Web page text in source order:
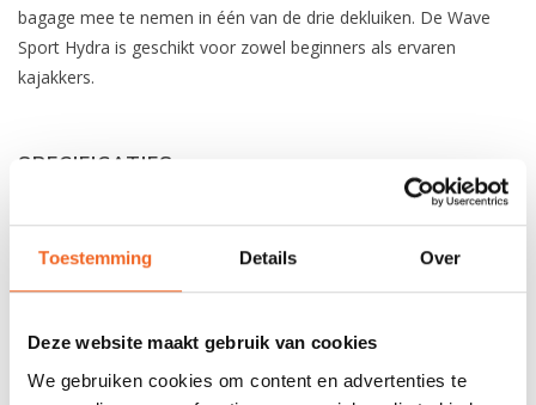
Toestemming Details Over
Deze website maakt gebruik van cookies
We gebruiken cookies om content en advertenties te
bagage mee te nemen in één van de drie dekluiken. De Wave
Sport Hydra is geschikt voor zowel beginners als ervaren
kajakkers.
SPECIFICATIES
Materiaal: Polyethyleen
Kuiplengte: 93 cm